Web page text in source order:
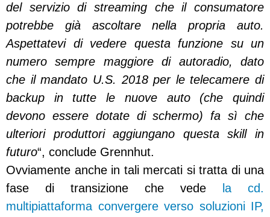
del servizio di streaming che il consumatore
potrebbe già ascoltare nella propria auto.
Aspettatevi di vedere questa funzione su un
numero sempre maggiore di autoradio, dato
che il mandato U.S. 2018 per le telecamere di
backup in tutte le nuove auto (che quindi
devono essere dotate di schermo) fa sì che
ulteriori produttori aggiungano questa skill in
futuro“, conclude Grennhut.
Ovviamente anche in tali mercati si tratta di una
fase di transizione che vede la cd.
multipiattaforma convergere verso soluzioni IP,